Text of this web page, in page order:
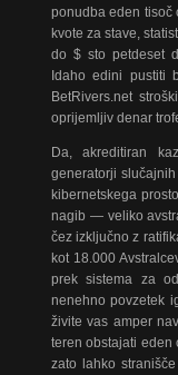
ponudba eden tisoč
kvote za stave,
do $ sto petdeset
Idaho edini pustiti
BetRivers.net
oprijemljiv denar
Da, akreditiran
generatorji
kibernetskega
nagib — veliko
čez izključno z
kot 18.000
prek sistema za
nenehno povzetek
živite vas amper
teren obstajati eden
zato lahko